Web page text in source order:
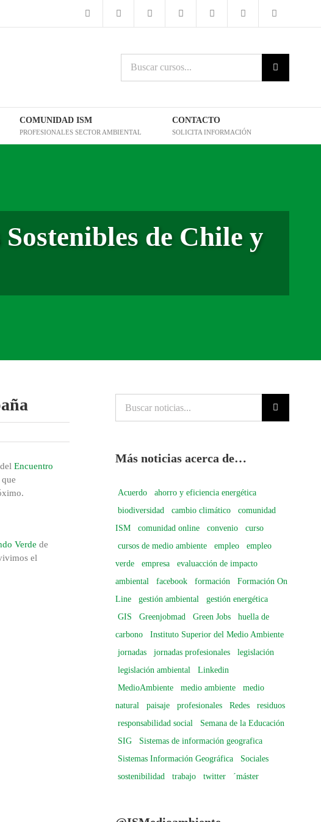
cursos:
COMUNIDAD ISM
PROFESIONALES SECTOR AMBIENTAL
CONTACTO
SOLICITA INFORMACIÓN
de Chile y
Encuentro
Verde de
el
noticias...
Más noticias acerca de…
Acuerdo
ahorro y eficiencia energética
biodiversidad
cambio climático
comunidad
ISM
comunidad online convenio
curso
cursos de medio ambiente
empleo
empleo
verde
empresa
evaluacción de impacto
ambiental
facebook formación
Formación On
Line
gestión ambiental
gestión energética
GIS
Greenjobmad Green Jobs
huella de
carbono
Instituto Superior del Medio Ambiente
jornadas
jornadas profesionales
legislación
legislación ambiental
Linkedin
MedioAmbiente
medio ambiente
medio
natural
paisaje profesionales Redes
residuos
responsabilidad social
Semana de la Educación
SIG
Sistemas de información geografica
Sistemas Información Geográfica
Sociales
sostenibilidad
trabajo twitter ´máster